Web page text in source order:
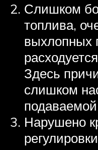
Слишком
топлива,
выхлопных
Здесь
слишком
Нарушено